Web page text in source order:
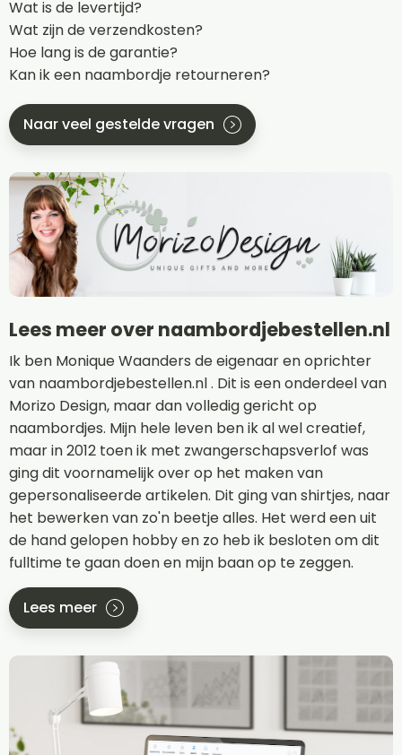
Wat is de levertijd?
Wat zijn de verzendkosten?
Hoe lang is de garantie?
Kan ik een naambordje retourneren?
Naar veel gestelde vragen
Lees meer over naambordjebestellen.nl
Ik ben Monique Waanders de eigenaar en oprichter
van naambordjebestellen.nl . Dit is een onderdeel van
Morizo Design, maar dan volledig gericht op
naambordjes. Mijn hele leven ben ik al wel creatief,
maar in 2012 toen ik met zwangerschapsverlof was
ging dit voornamelijk over op het maken van
gepersonaliseerde artikelen. Dit ging van shirtjes, naar
het bewerken van zo'n beetje alles. Het werd een uit
de hand gelopen hobby en zo heb ik besloten om dit
fulltime te gaan doen en mijn baan op te zeggen.
Lees meer